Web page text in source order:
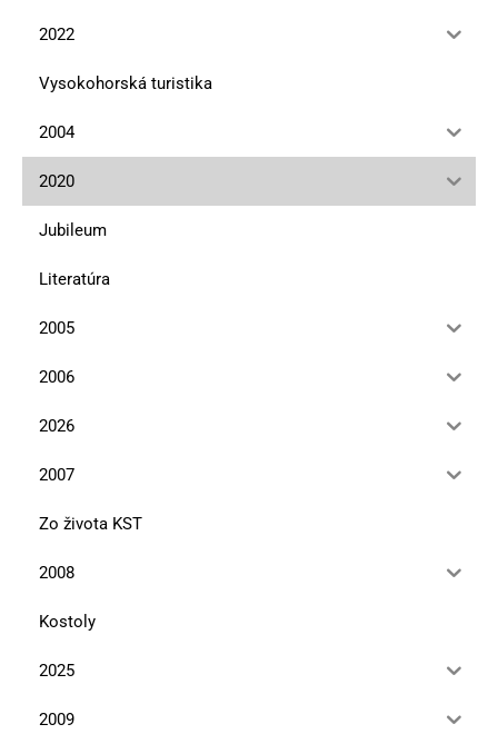
2022
Vysokohorská turistika
2004
2020
Jubileum
Literatúra
2005
2006
2026
2007
Zo života KST
2008
Kostoly
2025
2009